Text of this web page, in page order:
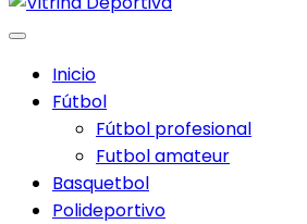
Inicio
Fútbol
Fútbol profesional
Futbol amateur
Basquetbol
Polideportivo